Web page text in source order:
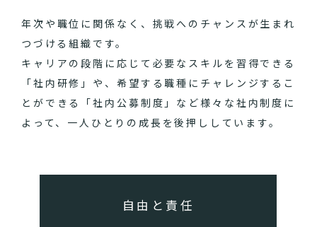
年次や職位に関係なく、挑戦へのチャンスが生まれ
つづける組織です。
キャリアの段階に応じて必要なスキルを習得できる
「社内研修」や、希望する職種にチャレンジするこ
とができる「社内公募制度」など様々な社内制度に
よって、一人ひとりの成長を後押ししています。
自由と責任